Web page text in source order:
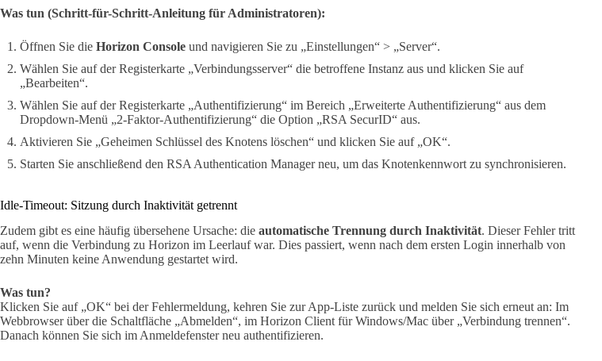
Was tun (Schritt-für-Schritt-Anleitung für Administratoren):
Öffnen Sie die Horizon Console und navigieren Sie zu „Einstellungen“ > „Server“.
Wählen Sie auf der Registerkarte „Verbindungsserver“ die betroffene Instanz aus und klicken Sie auf
„Bearbeiten“.
Wählen Sie auf der Registerkarte „Authentifizierung“ im Bereich „Erweiterte Authentifizierung“ aus dem
Dropdown-Menü „2-Faktor-Authentifizierung“ die Option „RSA SecurID“ aus.
Aktivieren Sie „Geheimen Schlüssel des Knotens löschen“ und klicken Sie auf „OK“.
Starten Sie anschließend den RSA Authentication Manager neu, um das Knotenkennwort zu synchronisieren.
Idle-Timeout: Sitzung durch Inaktivität getrennt
Zudem gibt es eine häufig übersehene Ursache: die automatische Trennung durch Inaktivität. Dieser Fehler tritt
auf, wenn die Verbindung zu Horizon im Leerlauf war. Dies passiert, wenn nach dem ersten Login innerhalb von
zehn Minuten keine Anwendung gestartet wird.
Was tun?
Klicken Sie auf „OK“ bei der Fehlermeldung, kehren Sie zur App-Liste zurück und melden Sie sich erneut an: Im
Webbrowser über die Schaltfläche „Abmelden“, im Horizon Client für Windows/Mac über „Verbindung trennen“.
Danach können Sie sich im Anmeldefenster neu authentifizieren.